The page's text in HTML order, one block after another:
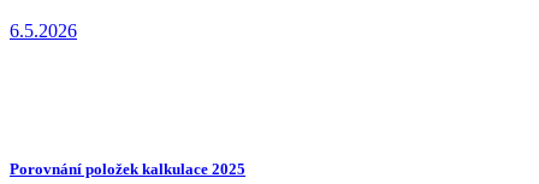
6.5.2026
Porovnání položek kalkulace 2025